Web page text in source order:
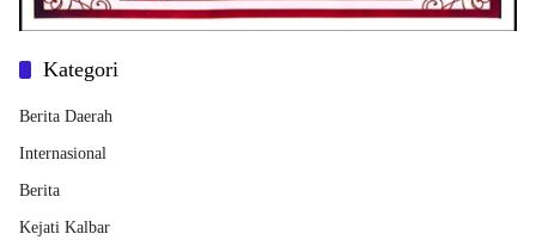
Kategori
Berita Daerah
Internasional
Berita
Kejati Kalbar